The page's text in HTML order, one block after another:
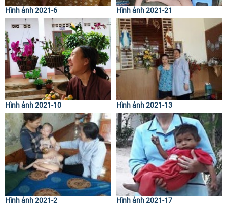
Hình ảnh 2021-6 Hình ảnh 2021-21
Hình ảnh 2021-10 Hình ảnh 2021-13
Hình ảnh 2021-2 Hình ảnh 2021-17